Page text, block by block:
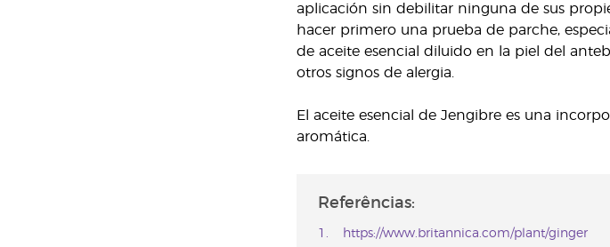
aplicación sin debilitar ninguna de sus
hacer primero una prueba de parche,
de aceite esencial diluido en la piel del
otros signos de alergia.
El aceite esencial de Jengibre es una
aromática.
Referências:
https://www.britannica.com/plant/ginger